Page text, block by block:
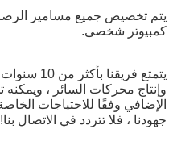
كمبيوتر شخصى.
جهودنا ، فلا تتردد في الاتصال بنا!